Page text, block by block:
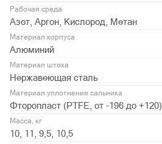
Рабочая среда
Азот, Аргон, Кислород, Метан
Материал корпуса
Алюминий
Материал штока
Нержавеющая сталь
Материал уплотнения сальника
Фторопласт (PTFE, от -196 до +120)
Масса, кг
10, 11, 9,5, 10,5